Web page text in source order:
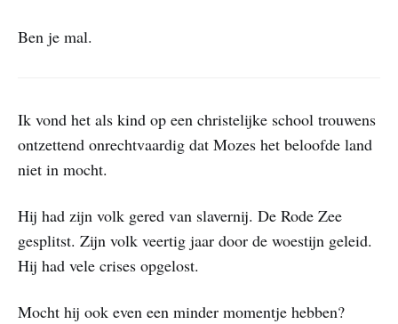
Ben je mal.
Ik vond het als kind op een christelijke school trouwens
ontzettend onrechtvaardig dat Mozes het beloofde land
niet in mocht.
Hij had zijn volk gered van slavernij. De Rode Zee
gesplitst. Zijn volk veertig jaar door de woestijn geleid.
Hij had vele crises opgelost.
Mocht hij ook even een minder momentje hebben?